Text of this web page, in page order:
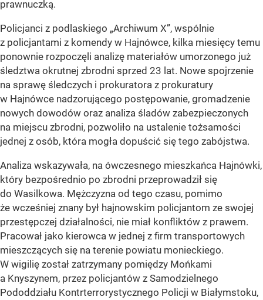
prawnuczką.
Policjanci z podlaskiego „Archiwum X”, wspólnie
z policjantami z komendy w Hajnówce, kilka miesięcy temu
ponownie rozpoczęli analizę materiałów umorzonego już
śledztwa okrutnej zbrodni sprzed 23 lat. Nowe spojrzenie
na sprawę śledczych i prokuratora z prokuratury
w Hajnówce nadzorującego postępowanie, gromadzenie
nowych dowodów oraz analiza śladów zabezpieczonych
na miejscu zbrodni, pozwoliło na ustalenie tożsamości
jednej z osób, która mogła dopuścić się tego zabójstwa.
Analiza wskazywała, na ówczesnego mieszkańca Hajnówki,
który bezpośrednio po zbrodni przeprowadził się
do Wasilkowa. Mężczyzna od tego czasu, pomimo
że wcześniej znany był hajnowskim policjantom ze swojej
przestępczej działalności, nie miał konfliktów z prawem.
Pracował jako kierowca w jednej z firm transportowych
mieszczących się na terenie powiatu monieckiego.
W wigilię został zatrzymany pomiędzy Mońkami
a Knyszynem, przez policjantów z Samodzielnego
Pododdziału Kontrterrorystycznego Policji w Białymstoku,